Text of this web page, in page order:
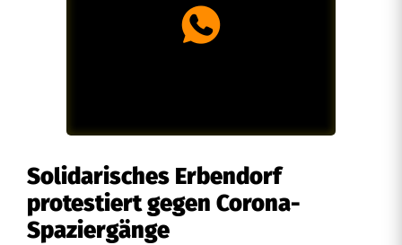
Solidarisches Erbendorf
protestiert gegen Corona-
Spaziergänge